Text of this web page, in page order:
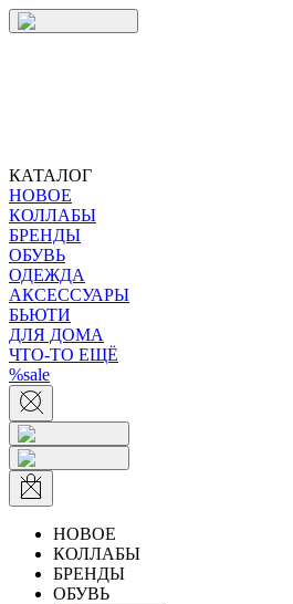
КАТАЛОГ
НОВОЕ
КОЛЛАБЫ
БРЕНДЫ
ОБУВЬ
ОДЕЖДА
АКСЕССУАРЫ
БЬЮТИ
ДЛЯ ДОМА
ЧТО-ТО ЕЩЁ
%sale
НОВОЕ
КОЛЛАБЫ
БРЕНДЫ
ОБУВЬ